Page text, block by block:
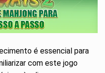
é essencial para
com este jogo